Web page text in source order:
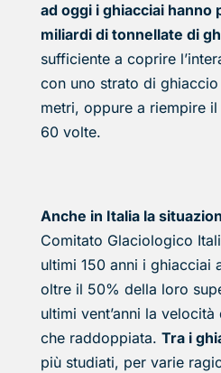
ad oggi i ghiacciai
miliardi di tonnellate di
sufficiente a coprire
con uno strato di
metri, oppure a riempire
60 volte.
Anche in Italia la
Comitato Glaciologico
ultimi 150 anni i ghiacciai
oltre il 50% della loro
ultimi vent’anni la
che raddoppiata. Tra i
più studiati, per varie